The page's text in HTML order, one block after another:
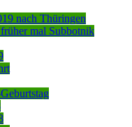
nach Thüringen
mal Subbotnik